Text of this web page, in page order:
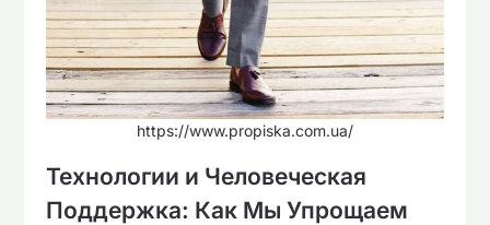
https://www.propiska.com.ua/
Технологии и Человеческая
Поддержка: Как Мы Упрощаем